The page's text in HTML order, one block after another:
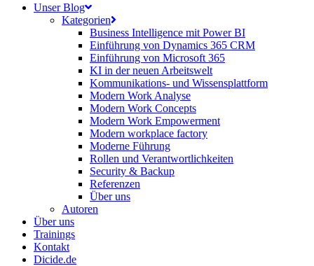
search
Menu
Unser Blog
Kategorien
Business Intelligence mit Power BI
Einführung von Dynamics 365 CRM
Einführung von Microsoft 365
KI in der neuen Arbeitswelt
Kommunikations- und Wissensplattform
Modern Work Analyse
Modern Work Concepts
Modern Work Empowerment
Modern workplace factory
Moderne Führung
Rollen und Verantwortlichkeiten
Security & Backup
Referenzen
Über uns
Autoren
Über uns
Trainings
Kontakt
Dicide.de